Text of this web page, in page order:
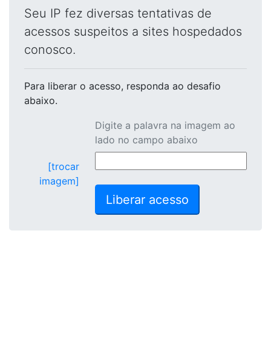
Seu IP fez diversas tentativas de
acessos suspeitos a sites hospedados
conosco.
Para liberar o acesso, responda ao desafio
abaixo.
[trocar
imagem]
Digite a palavra na imagem ao
lado no campo abaixo